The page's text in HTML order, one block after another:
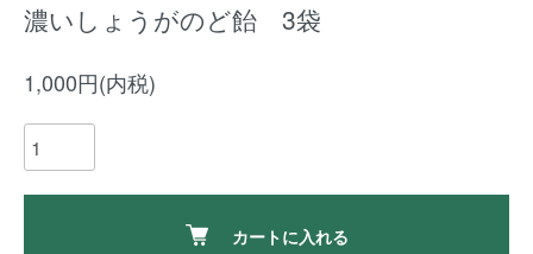
濃いしょうがのど飴 3袋
1,000円(内税)
カートに入れる